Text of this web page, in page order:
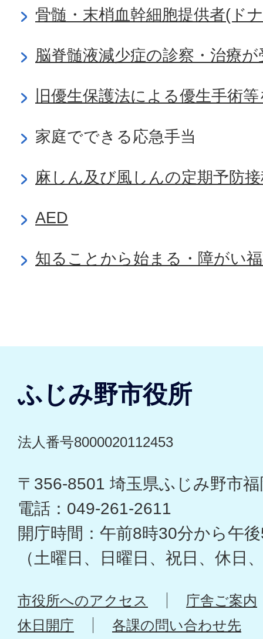
骨髄・末梢血幹細胞提供者(ド
脳脊髄液減少症の診察・治療
旧優生保護法による優生手術
家庭でできる応急手当
麻しん及び風しんの定期予防
AED
知ることから始まる・障がい
ふじみ野市役所
法人番号8000020112453
〒356-8501 埼玉県ふじみ野市
電話：049-261-2611
開庁時間：午前8時30分から午
（土曜日、日曜日、祝日、休日
市役所へのアクセス
庁舎ご案内
休日開庁
各課の問い合わせ先